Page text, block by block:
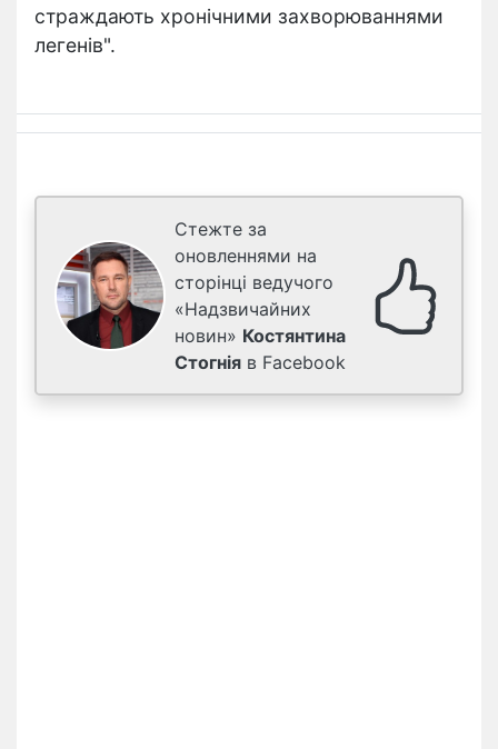
страждають хронічними захворюваннями
легенів".
Стежте за
оновленнями на
сторінці ведучого
«Надзвичайних
новин» Костянтина
Стогнія в Facebook